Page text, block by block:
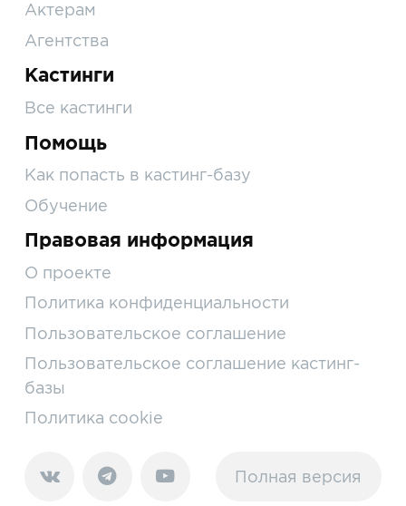
Актерам
Агентства
Кастинги
Все кастинги
Помощь
Как попасть в кастинг-базу
Обучение
Правовая информация
О проекте
Политика конфиденциальности
Пользовательское соглашение
Пользовательское соглашение кастинг-
базы
Политика cookie
Полная версия